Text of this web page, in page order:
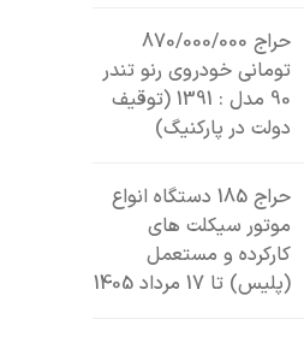
حراج 870/000/000
تومانی خودروی رنو تندر
90 مدل : 1391 (توقیف
دولت در پارکنیگ)
حراج 185 دستگاه انواع
موتور سیکلت های
کارکرده و مستعمل
(پلیس) تا 17 مرداد 1405